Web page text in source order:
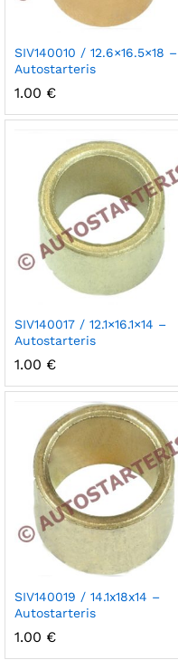
SIV140010 / 12.6×16.5×18 –
Autostarteris
1.00 €
SIV140017 / 12.1×16.1×14 –
Autostarteris
1.00 €
SIV140019 / 14.1x18x14 –
Autostarteris
1.00 €